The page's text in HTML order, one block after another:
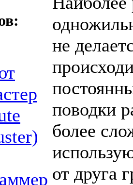
не
поводки
более
от друга